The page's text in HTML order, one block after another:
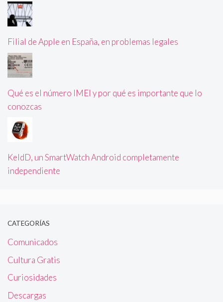
Filial de Apple en España, en problemas legales
Qué es el número IMEI y por qué es importante que lo
conozcas
KeldD, un SmartWatch Android completamente
independiente
CATEGORÍAS
Comunicados
Cultura Gratis
Curiosidades
Descargas